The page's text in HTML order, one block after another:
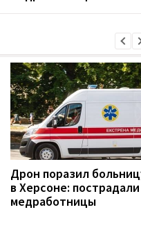
Дрон поразил
в Херсоне: пострадали
медработницы